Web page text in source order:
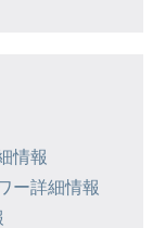
情報
ー詳細情報